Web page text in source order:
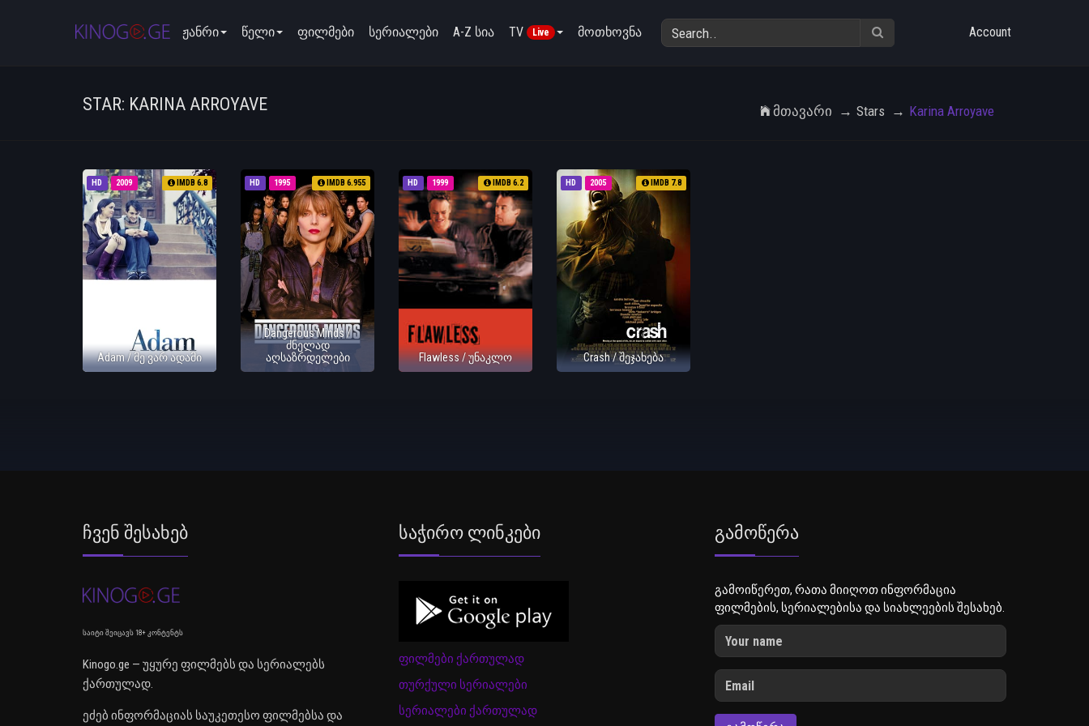
ჟანრი წელი ფილმები სერიალები A-Z სია TV Live მოთხოვნა Account
STAR: KARINA ARROYAVE Მთავარი Stars Karina Arroyave
HD 2009 IMDB 6.8
Adam / მე ვარ ადამი
HD 1995 IMDB 6.955
Dangerous Minds /
ძნელად
აღსაზრდელები
HD 1999 IMDB 6.2
Flawless / უნაკლო
HD 2005 IMDB 7.8
Crash / შეჯახება
Ჩვენ Შესახებ
საიტი შეიცავს 18+ კონტენტს
Kinogo.ge — უყურე ფილმებს და სერიალებს
ქართულად.
ეძებ ინფორმაციას საუკეთესო ფილმებსა და
Საჭირო Ლინკები
ფილმები ქართულად
თურქული სერიალები
სერიალები ქართულად
Გამოწერა
გამოიწერეთ, რათა მიიღოთ ინფორმაცია
ფილმების, სერიალებისა და სიახლეების შესახებ.